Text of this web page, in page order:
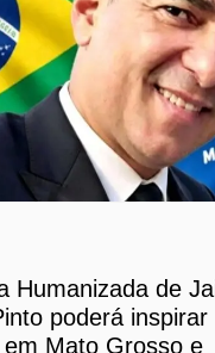
Humanizada de
poderá inspirar
em Mato Grosso e